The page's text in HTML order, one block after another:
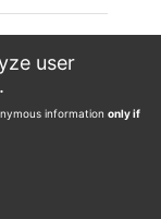
user
information only if